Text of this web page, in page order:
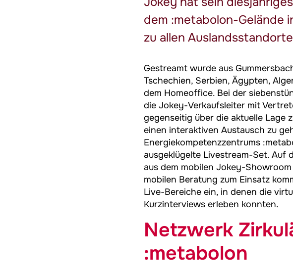
dem :metabolon-Gelände
zu allen
Gestreamt wurde aus
Tschechien, Serbien, Ägypten,
dem Homeoffice. Bei der
die Jokey-Verkaufsleiter mit
gegenseitig über die aktuelle Lage
einen interaktiven Austausch zu
Energiekompetenzzentrums
ausgeklügelte Livestream-Set. Auf
aus dem mobilen Jokey-
mobilen Beratung zum Einsatz
Live-Bereiche ein, in denen die
Kurzinterviews erleben konnten.
Netzwerk
:metabolon